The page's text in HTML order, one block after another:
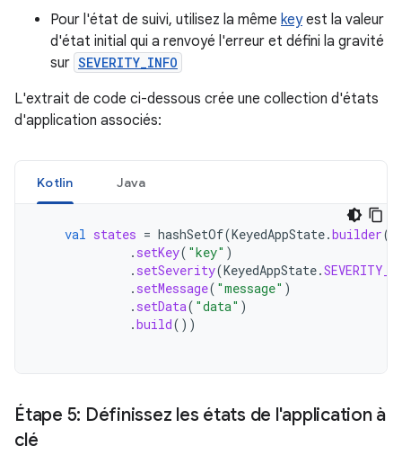
Pour l'état de suivi, utilisez la même keyest la valeur
d'état initial qui a renvoyé l'erreur et défini la gravité
sur SEVERITY_INFO
L'extrait de code ci-dessous crée une collection d'états
d'application associés:
Kotlin Java
val states = hashSetOf(KeyedAppState.builder()
. setKey( "key" )
. setSeverity(KeyedAppState.
. setMessage( "message" )
. setData( "data" )
.build())
Étape 5: Définissez les états de l'application à
clé